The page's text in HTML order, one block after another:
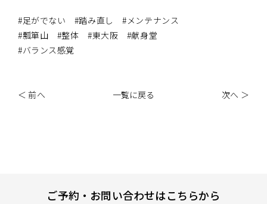
#足がでない #踏み直し #メンテナンス
#瓢箪山 #整体 #東大阪 #献身堂
#バランス感覚
＜ 前へ 一覧に戻る 次へ ＞
ご予約・お問い合わせはこちらから